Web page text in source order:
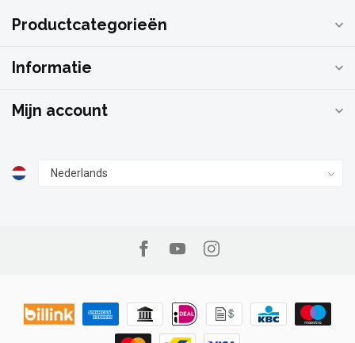
Productcategorieën
Informatie
Mijn account